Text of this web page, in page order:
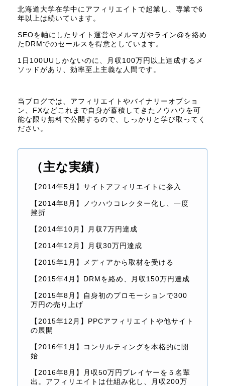
北海道大学在学中にアフィリエイトで起業し、専業で6
年以上は続いています。
SEOを軸にしたサイト運営やメルマガやライン@を絡め
たDRMでのセールスを得意としています。
1日100UUしかないのに、月収100万円以上達成するメ
ソッドがあり、効率至上主義な人間です。
当ブログでは、アフィリエイトやバイナリーオプショ
ン、FXなどこれまで自身が蓄積してきたノウハウを可
能な限り無料で公開するので、しっかりと学び取ってく
ださい。
（主な実績）
【2014年5月】サイトアフィリエイトに参入
【2014年8月】ノウハウコレクター化し、一度
挫折
【2014年10月】月収7万円達成
【2014年12月】月収30万円達成
【2015年1月】メディアから取材を受ける
【2015年4月】DRMを絡め、月収150万円達成
【2015年8月】自身初のプロモーションで300
万円の売り上げ
【2015年12月】PPCアフィリエイトや他サイト
の展開
【2016年1月】コンサルティングを本格的に開
始
【2016年8月】月収50万円プレイヤーを５名輩
出。アフィリエイトは仕組み化し、月収200万